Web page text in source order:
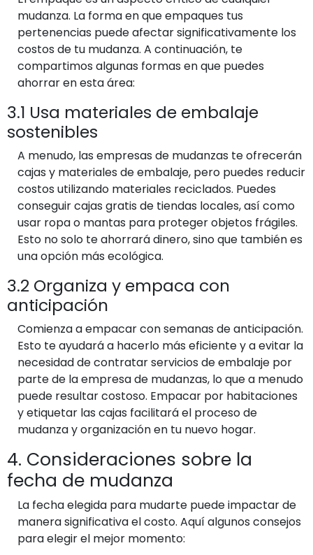
mudanza. La forma en que empaques tus
pertenencias puede afectar significativamente los
costos de tu mudanza. A continuación, te
compartimos algunas formas en que puedes
ahorrar en esta área:
3.1 Usa materiales de embalaje
sostenibles
A menudo, las empresas de mudanzas te ofrecerán
cajas y materiales de embalaje, pero puedes reducir
costos utilizando materiales reciclados. Puedes
conseguir cajas gratis de tiendas locales, así como
usar ropa o mantas para proteger objetos frágiles.
Esto no solo te ahorrará dinero, sino que también es
una opción más ecológica.
3.2 Organiza y empaca con
anticipación
Comienza a empacar con semanas de anticipación.
Esto te ayudará a hacerlo más eficiente y a evitar la
necesidad de contratar servicios de embalaje por
parte de la empresa de mudanzas, lo que a menudo
puede resultar costoso. Empacar por habitaciones
y etiquetar las cajas facilitará el proceso de
mudanza y organización en tu nuevo hogar.
4. Consideraciones sobre la
fecha de mudanza
La fecha elegida para mudarte puede impactar de
manera significativa el costo. Aquí algunos consejos
para elegir el mejor momento: